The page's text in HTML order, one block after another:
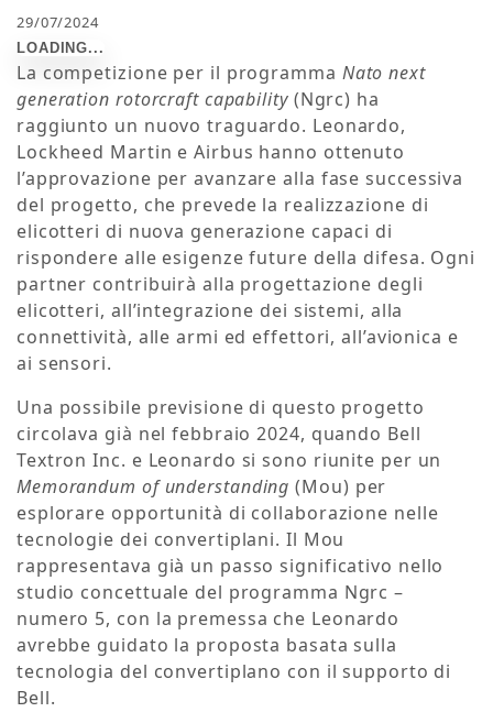
29/07/2024
La competizione per il programma Nato next
generation rotorcraft capability(Ngrc) ha
raggiunto un nuovo traguardo. Leonardo,
Lockheed Martin e Airbus hanno ottenuto
l’approvazione per avanzare alla fase successiva
del progetto, che prevede la realizzazione di
elicotteri di nuova generazione capaci di
rispondere alle esigenze future della difesa. Ogni
partner contribuirà alla progettazione degli
elicotteri, all’integrazione dei sistemi, alla
connettività, alle armi ed effettori, all’avionica e
ai sensori.
Una possibile previsione di questo progetto
circolava già nel febbraio 2024, quando Bell
Textron Inc. e Leonardo si sono riunite per un
Memorandum of understanding (Mou) per
esplorare opportunità di collaborazione nelle
tecnologie dei convertiplani. Il Mou
rappresentava già un passo significativo nello
studio concettuale del programma Ngrc –
numero 5, con la premessa che Leonardo
avrebbe guidato la proposta basata sulla
tecnologia del convertiplano con il supporto di
Bell.